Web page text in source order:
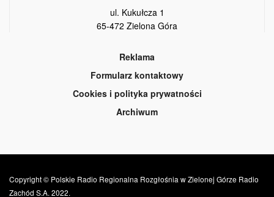
ul. Kukułcza 1
65-472 Zielona Góra
Reklama
Formularz kontaktowy
Cookies i polityka prywatności
Archiwum
Copyright © Polskie Radio Regionalna Rozgłośnia w Zielonej Górze Radio
Zachód S.A. 2022.